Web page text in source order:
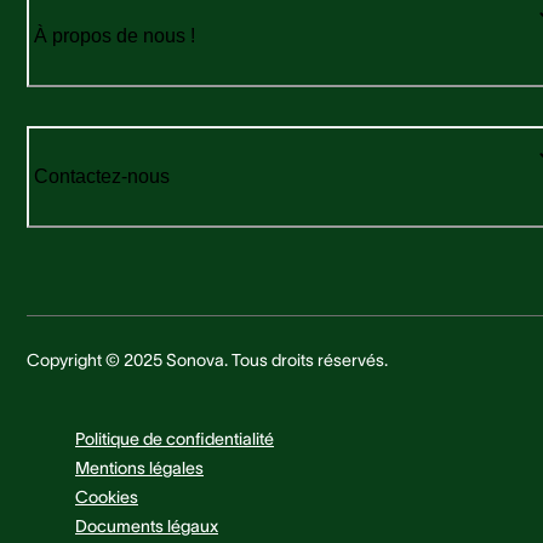
À propos de nous !
Contactez-nous
Copyright © 2025 Sonova. Tous droits réservés.
Politique de confidentialité
Mentions légales
Cookies
Documents légaux